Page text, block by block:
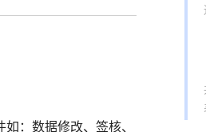
：数据修改、签核、